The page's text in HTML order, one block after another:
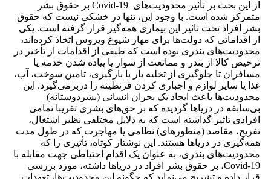
از این بحث بر تأثیر محدودیت‌های Covid-19 بر حقوق بشر
متمرکز شده است. با وجود این، تنها در خشکی نیست که حقوق
بشر افراد تحت تاثیر این بیماری همه‌گیر قرار گرفته است. یکی
از اقداماتی که دولت‌ها برای مهار شیوع ویروس اتخاذ کرده‌اند،
محدودیت‌های بندری بوده است که طیفی از اقدامات از تأخیر در
ترخیص کالا از بندر و ممانعت از سوار یا پیاده شدن خدمه یا
مسافران تا جلوگیری از تخلیه بار یا بارگیری، تامین سوخت، آب،
غذا یا سایر لوازم و اجباری کردن قرنطینه را دربرمی‌گیرد. این
محدودیت‌ها باعث ایجاد یک بحران انسانی (بشردوستانه)
بی‌سابقه در دریاها گردیده که بر حق‌های بشری تقریبا تمامی
افرادی تاثیر گذاشته است که به دلایل مختلفی نظیر اشتغال،
تفریح، مقاصد (منظورهای) نظامی یا مهاجرت که در طول مدت
همه‌گیری در دریاها هستند. این نوشتار کوتاه، تأثیری را که
محدودیت‌های بندری، به عنوان یک اقدام احتیاطی جهت مقابله با
Covid-19، بر حقوق بشر افراد در دریاها داشته، مورد بررسی
قرار داده و تشریح می‌نماید که چگونه این محدودیت‌ها، تعهدات